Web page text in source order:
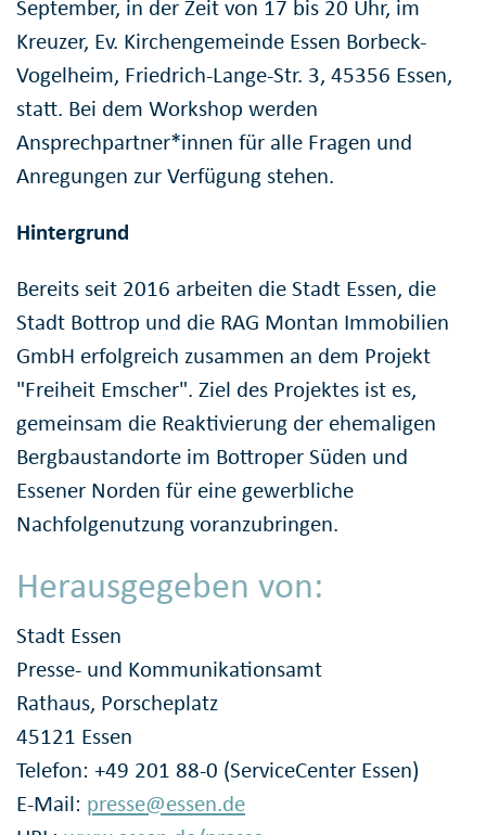
September, in der Zeit von 17 bis 20 Uhr, im
Kreuzer, Ev. Kirchengemeinde Essen Borbeck-
Vogelheim, Friedrich-Lange-Str. 3, 45356 Essen,
statt. Bei dem Workshop werden
Ansprechpartner*innen für alle Fragen und
Anregungen zur Verfügung stehen.
Hintergrund
Bereits seit 2016 arbeiten die Stadt Essen, die
Stadt Bottrop und die RAG Montan Immobilien
GmbH erfolgreich zusammen an dem Projekt
"Freiheit Emscher". Ziel des Projektes ist es,
gemeinsam die Reaktivierung der ehemaligen
Bergbaustandorte im Bottroper Süden und
Essener Norden für eine gewerbliche
Nachfolgenutzung voranzubringen.
Herausgegeben von:
Stadt Essen
Presse- und Kommunikationsamt
Rathaus, Porscheplatz
45121 Essen
Telefon: +49 201 88-0 (ServiceCenter Essen)
E-Mail: presse@essen.de